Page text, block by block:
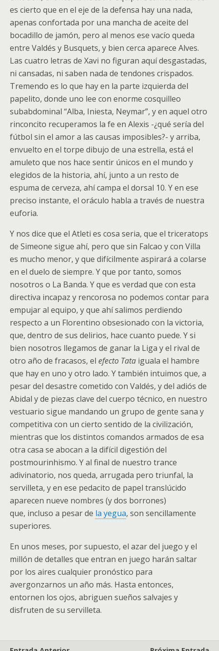
es cierto que en el eje de la defensa hay una nada,
apenas confortada por una mancha de aceite del
bocadillo de jamón, pero al menos ese vacío queda
entre Valdés y Busquets, y bien cerca aparece Alves.
Las cuatro letras de Xavi no figuran aquí desgastadas,
ni cansadas, ni saben nada de tendones crispados.
Tremendo es lo que hay en la parte izquierda del
papelito, donde uno lee con enorme cosquilleo
subabdominal “Alba, Iniesta, Neymar”, y en aquel otro
rinconcito recuperamos la fe en Alexis -¿qué sería del
fútbol sin el amor a las causas imposibles?- y arriba,
envuelto en el torpe dibujo de una estrella, está el
amuleto que nos hace sentir únicos en el mundo y
elegidos de la historia, ahí, junto a un resto de
espuma de cerveza, ahí campa el dorsal 10. Y en ese
preciso instante, el oráculo habla a través de nuestra
euforia.
Y nos dice que el Atleti es cosa seria, que el triceratops
de Simeone sigue ahí, pero que sin Falcao y con Villa
es mucho menor, y que difícilmente aspirará a colarse
en el duelo de siempre. Y que por tanto, somos
nosotros o La Banda. Y que es verdad que con esta
directiva incapaz y rencorosa no podemos contar para
empujar al equipo, y que ahí salimos perdiendo
respecto a un Florentino obsesionado con la victoria,
que, dentro de sus delirios, hace cuanto puede. Y si
bien nosotros llegamos de ganar la Liga y el rival de
otro año de fracasos, el efecto Tata iguala el hambre
que hay en uno y otro lado. Y también intuimos que, a
pesar del desastre cometido con Valdés, y del adiós de
Abidal y de piezas clave del cuerpo técnico, en nuestro
vestuario sigue mandando un grupo de gente sana y
competitiva con un cierto sentido de la civilización,
mientras que los distintos comandos armados de esa
otra casa se abocan a la difícil digestión del
postmourinhismo. Y al final de nuestro trance
adivinatorio, nos queda, arrugada pero triunfal, la
servilleta, y en ese pedacito de papel translúcido
aparecen nueve nombres (y dos borrones)
que, incluso a pesar de la yegua, son sencillamente
superiores.
En unos meses, por supuesto, el azar del juego y el
millón de detalles que entran en juego harán saltar
por los aires cualquier pronóstico para
avergonzarnos un año más. Hasta entonces,
entornen los ojos, abriguen sueños salvajes y
disfruten de su servilleta.